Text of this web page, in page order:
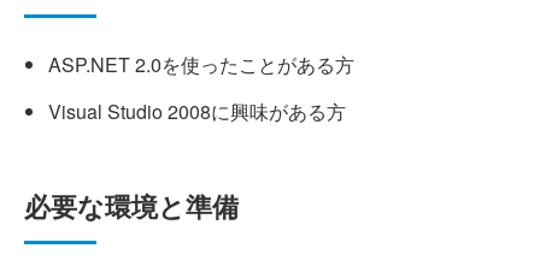
ASP.NET 2.0を使ったことがある方
Visual Studio 2008に興味がある方
必要な環境と準備